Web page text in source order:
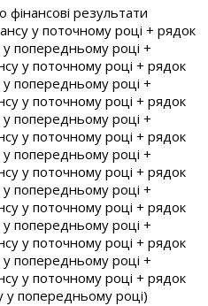
фінансові результати
у поточному році + рядок
попередньому році +
у поточному році + рядок
попередньому році +
у поточному році + рядок
попередньому році +
у поточному році + рядок
попередньому році +
у поточному році + рядок
попередньому році +
у поточному році + рядок
попередньому році +
у поточному році + рядок
попередньому році +
у поточному році + рядок
у попередньому році)